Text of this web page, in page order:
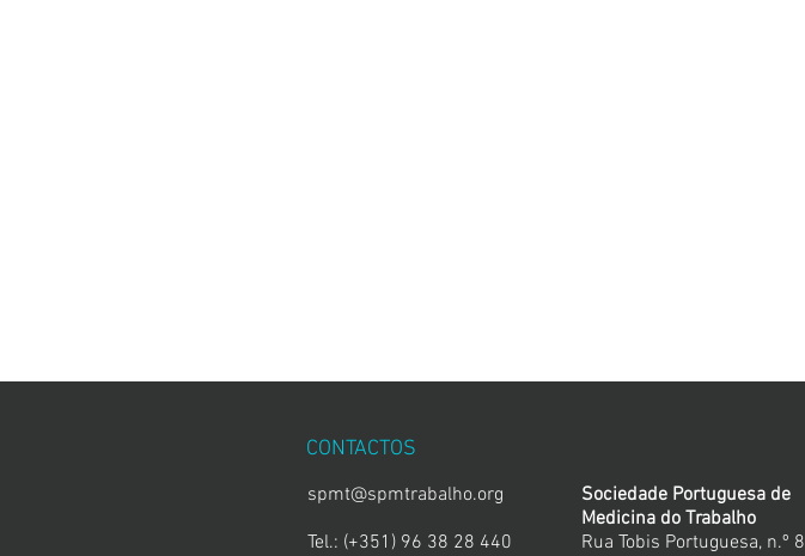
CONTACTOS
spmt@spmtrabalho.org
Tel.: (+351) 96 38 28 440
Sociedade Portuguesa de
Medicina do Trabalho
Rua Tobis Portuguesa, n.º 8